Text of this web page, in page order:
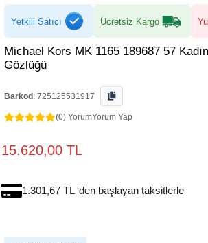
Yetkili Satıcı Ücretsiz Kargo
Michael Kors MK 1165 189687 57
Gözlüğü
Barkod : 725125531917
(0) YorumYorum Yap
15.620,00 TL
1.301,67 TL 'den başlayan taksitlerle